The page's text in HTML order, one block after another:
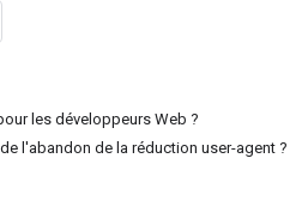
les développeurs Web ?
l'abandon de la réduction user-agent ?